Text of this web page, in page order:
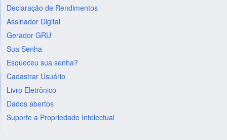
Declaração de Rendimentos
Assinador Digital
Gerador GRU
Sua Senha
Esqueceu sua senha?
Cadastrar Usuário
Livro Eletrônico
Dados abertos
Suporte a Propriedade Intelectual